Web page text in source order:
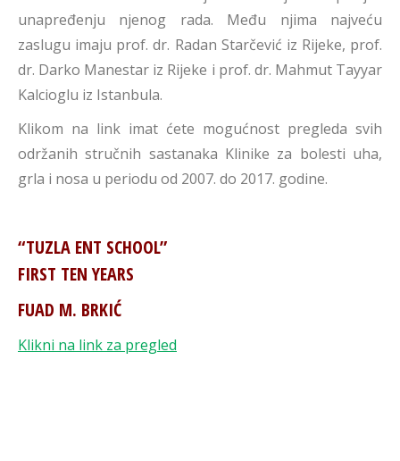
unapređenju njenog rada. Među njima najveću
zaslugu imaju prof. dr. Radan Starčević iz Rijeke, prof.
dr. Darko Manestar iz Rijeke i prof. dr. Mahmut Tayyar
Kalcioglu iz Istanbula.
Klikom na link imat ćete mogućnost pregleda svih
održanih stručnih sastanaka Klinike za bolesti uha,
grla i nosa u periodu od 2007. do 2017. godine.
“TUZLA ENT SCHOOL”
FIRST TEN YEARS
FUAD M. BRKIĆ
Klikni na link za pregled